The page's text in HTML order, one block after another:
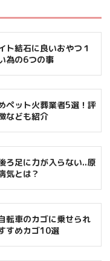
ト結石に良いおやつ１
為の6つの事
ペット火葬業者5選！評
なども紹介
ろ足に力が入らない..原
気とは？
転車のカゴに乗せられ
すめカゴ10選